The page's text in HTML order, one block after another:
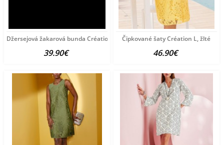
Džersejová žakarová bunda Création L, čierno-piesková
39.90€
Čipkované šaty Création L, žlté
46.90€